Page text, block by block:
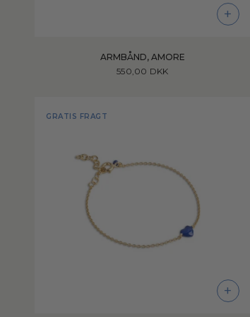
+
ARMBÅND, AMORE
550,00 DKK
GRATIS FRAGT
+